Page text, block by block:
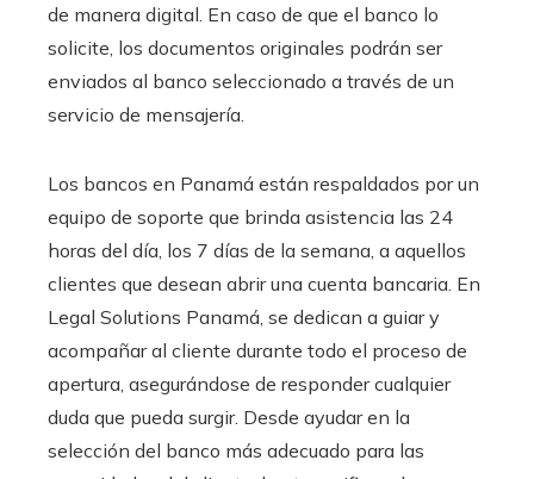
de manera digital. En caso de que el banco lo
solicite, los documentos originales podrán ser
enviados al banco seleccionado a través de un
servicio de mensajería.
Los bancos en Panamá están respaldados por un
equipo de soporte que brinda asistencia las 24
horas del día, los 7 días de la semana, a aquellos
clientes que desean abrir una cuenta bancaria. En
Legal Solutions Panamá, se dedican a guiar y
acompañar al cliente durante todo el proceso de
apertura, asegurándose de responder cualquier
duda que pueda surgir. Desde ayudar en la
selección del banco más adecuado para las